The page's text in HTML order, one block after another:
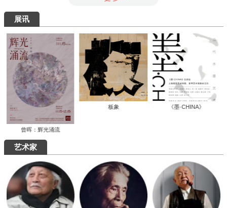
展讯
曾晖：辉光涌流
板象 《墨·CHINA》
艺术家